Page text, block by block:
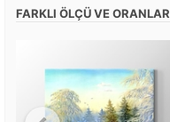
FARKLI ÖLÇÜ VE ORANLAR